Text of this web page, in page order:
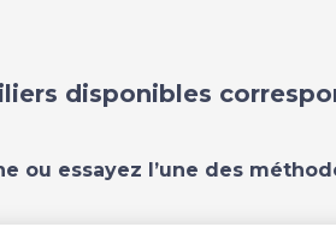
disponibles
ou essayez l’une des